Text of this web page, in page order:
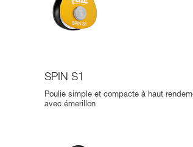
SPIN S1
Poulie simple et compacte à haut
avec émerillon